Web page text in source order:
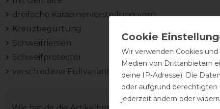
dreifache Karabinerverstellung vorn
Kreuzbegurtung
Schweifriemen
Schweifprotector
verschiedene Füllvarianten zu jeder Jahreszeit
Wir verwenden Cookies
Medien von Drittanbietern
deine IP-Adresse). Die
oder aufgrund berechtigten
jederzeit ändern oder